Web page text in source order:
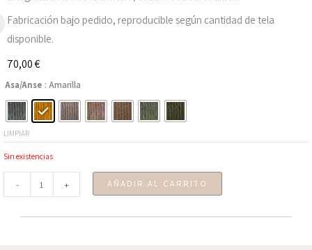
Fabricación bajo pedido, reproducible según cantidad de tela
disponible.
70,00€
Asa/Anse : Amarilla
LIMPIAR
Sin existencias
-
riñonera
Usoa
Meadow,
+ AÑADIR AL CARRITO